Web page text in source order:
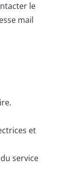
le
mail
et
service